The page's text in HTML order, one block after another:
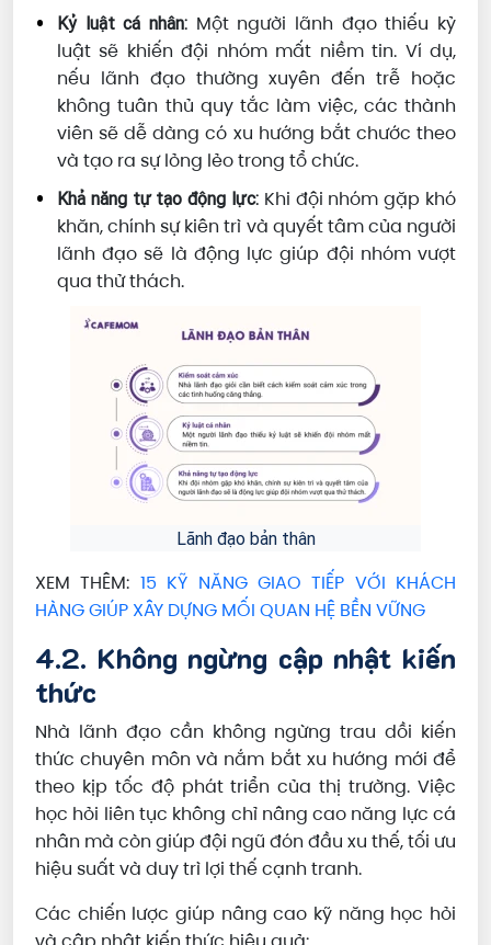
Kỷ luật cá nhân: Một người lãnh đạo thiếu kỷ
luật sẽ khiến đội nhóm mất niềm tin. Ví dụ,
nếu lãnh đạo thường xuyên đến trễ hoặc
không tuân thủ quy tắc làm việc, các thành
viên sẽ dễ dàng có xu hướng bắt chước theo
và tạo ra sự lỏng lẻo trong tổ chức.
Khả năng tự tạo động lực: Khi đội nhóm gặp khó
khăn, chính sự kiên trì và quyết tâm của người
lãnh đạo sẽ là động lực giúp đội nhóm vượt
qua thử thách.
Lãnh đạo bản thân
XEM THÊM: 15 KỸ NĂNG GIAO TIẾP VỚI KHÁCH
HÀNG GIÚP XÂY DỰNG MỐI QUAN HỆ BỀN VỮNG
4.2. Không ngừng cập nhật kiến
thức
Nhà lãnh đạo cần không ngừng trau dồi kiến
thức chuyên môn và nắm bắt xu hướng mới để
theo kịp tốc độ phát triển của thị trường. Việc
học hỏi liên tục không chỉ nâng cao năng lực cá
nhân mà còn giúp đội ngũ đón đầu xu thế, tối ưu
hiệu suất và duy trì lợi thế cạnh tranh.
Các chiến lược giúp nâng cao kỹ năng học hỏi